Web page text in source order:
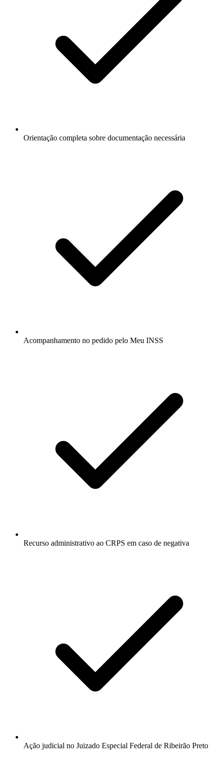
Orientação completa sobre documentação necessária
Acompanhamento no pedido pelo Meu INSS
Recurso administrativo ao CRPS em caso de negativa
Ação judicial no Juizado Especial Federal de Ribeirão Preto